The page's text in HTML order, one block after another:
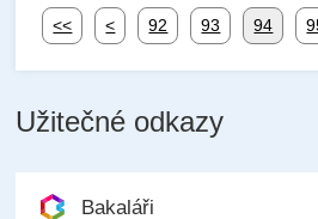
<< < 92 93 94
Užitečné odkazy
Bakaláři